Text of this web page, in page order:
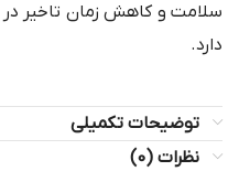
سلامت و کاهش زمان تاخیر در
دارد.
توضیحات تکمیلی
نظرات (0)